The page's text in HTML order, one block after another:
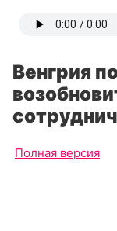
Венгрия
Полная версия